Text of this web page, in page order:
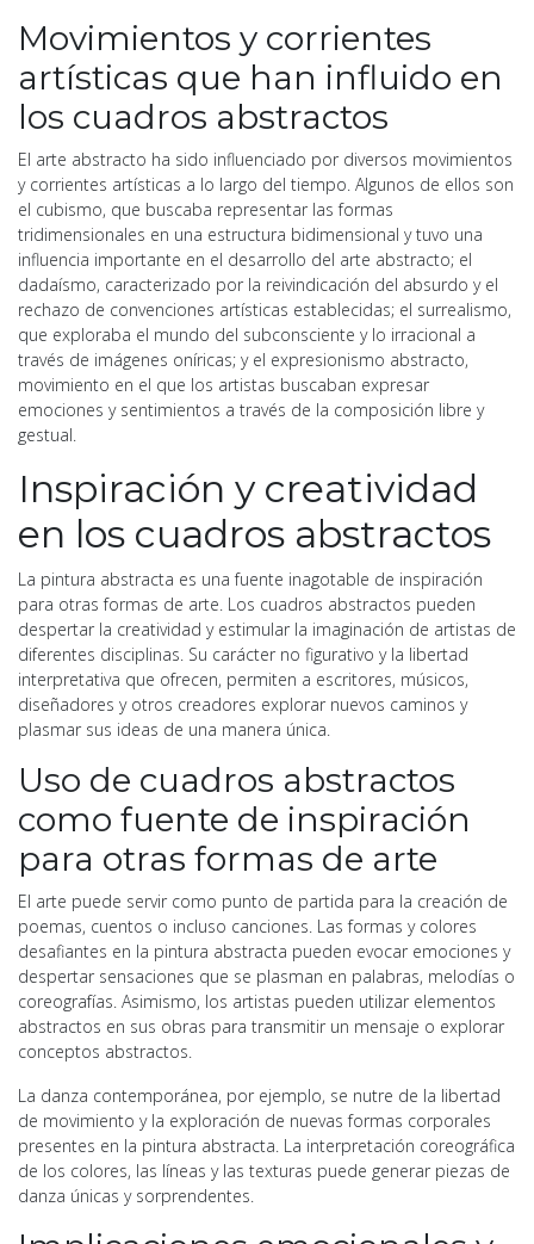
Movimientos y corrientes
artísticas que han influido en
los cuadros abstractos
El arte abstracto ha sido influenciado por diversos movimientos
y corrientes artísticas a lo largo del tiempo. Algunos de ellos son
el cubismo, que buscaba representar las formas
tridimensionales en una estructura bidimensional y tuvo una
influencia importante en el desarrollo del arte abstracto; el
dadaísmo, caracterizado por la reivindicación del absurdo y el
rechazo de convenciones artísticas establecidas; el surrealismo,
que exploraba el mundo del subconsciente y lo irracional a
través de imágenes oníricas; y el expresionismo abstracto,
movimiento en el que los artistas buscaban expresar
emociones y sentimientos a través de la composición libre y
gestual.
Inspiración y creatividad
en los cuadros abstractos
La pintura abstracta es una fuente inagotable de inspiración
para otras formas de arte. Los cuadros abstractos pueden
despertar la creatividad y estimular la imaginación de artistas de
diferentes disciplinas. Su carácter no figurativo y la libertad
interpretativa que ofrecen, permiten a escritores, músicos,
diseñadores y otros creadores explorar nuevos caminos y
plasmar sus ideas de una manera única.
Uso de cuadros abstractos
como fuente de inspiración
para otras formas de arte
El arte puede servir como punto de partida para la creación de
poemas, cuentos o incluso canciones. Las formas y colores
desafiantes en la pintura abstracta pueden evocar emociones y
despertar sensaciones que se plasman en palabras, melodías o
coreografías. Asimismo, los artistas pueden utilizar elementos
abstractos en sus obras para transmitir un mensaje o explorar
conceptos abstractos.
La danza contemporánea, por ejemplo, se nutre de la libertad
de movimiento y la exploración de nuevas formas corporales
presentes en la pintura abstracta. La interpretación coreográfica
de los colores, las líneas y las texturas puede generar piezas de
danza únicas y sorprendentes.